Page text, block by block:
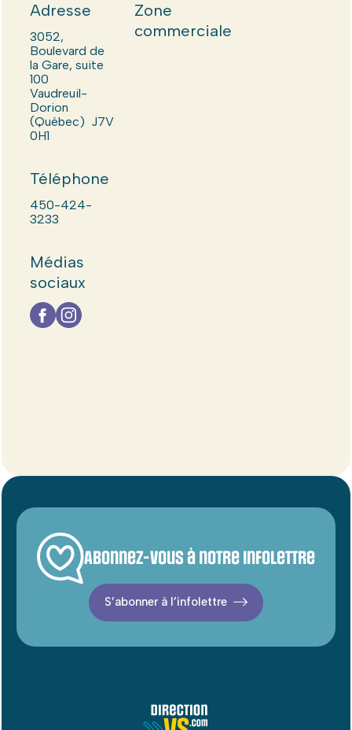
Adresse
3052,
Boulevard de
la Gare, suite
100
Vaudreuil-
Dorion
(Québec) J7V
0H1
Téléphone
450-424-
3233
Médias
sociaux
Zone
commerciale
Abonnez-vous à notre infolettre
S’abonner à l’infolettre